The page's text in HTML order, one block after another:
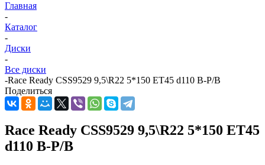
Главная
-
Каталог
-
Диски
-
Все диски
-Race Ready CSS9529 9,5\R22 5*150 ET45 d110 B-P/B
Поделиться
Race Ready CSS9529 9,5\R22 5*150 ET45
d110 B-P/B